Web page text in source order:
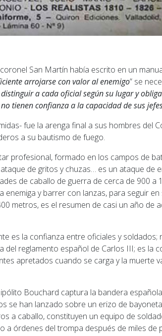
San Martín había escrito en un
arrojarse con valor al enemigo” se
a cada oficial según su lugar y
tienen confianza a la capacidad de sus
fue la arenga final a sus hombres del
a su bautismo de fuego.
profesional, formado en los campos de
de gritos y chuzas… es un ataque de
de caballo de guerra de cerca de 900 a
enemiga y barrer con lanzas, para seguir
metros, es el resumen de casi un año de
es la confianza entre oficiales y soldados;
del reglamento español de Carlos III; es la
apretados cuando se carga y la muerte
Bouchard captura la bandera
se han lanzado sobre un erizo de
a caballo, constituyen un equipo de
a órdenes del trompa después de miles de